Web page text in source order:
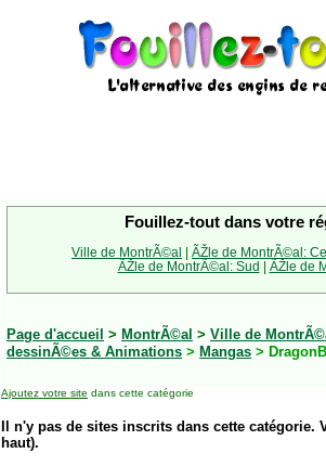
Fouillez-tout dans votre
Ville de MontrÃ©al | ÃŽle de MontrÃ©al:
ÃŽle de MontrÃ©al: Sud | ÃŽle de
Page d'accueil > MontrÃ©al > Ville de
dessinÃ©es & Animations > Mangas >
Ajoutez votre site dans cette catégorie
Il n'y pas de sites inscrits dans cette
haut).